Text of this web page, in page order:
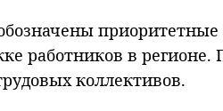
работников в
коллективов.